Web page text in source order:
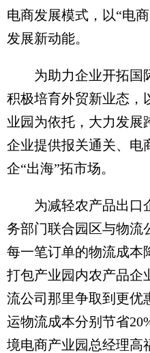
电商发展模式，以“电
发展新动能。
为助力企业开拓国
积极培育外贸新业态，
业园为依托，大力发展
企业提供报关通关、电
企“出海”拓市场。
为减轻农产品出口
务部门联合园区与物流
每一笔订单的物流成本
打包产业园内农产品企
流公司那里争取到更优
运物流成本分别节省
境电商产业园总经理高